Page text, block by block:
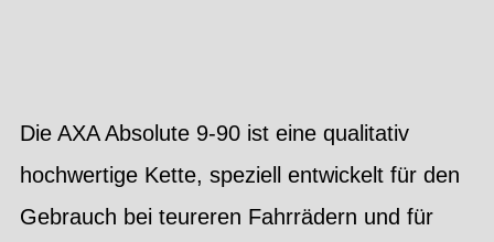
Die AXA Absolute 9-90 ist eine qualitativ
hochwertige Kette, speziell entwickelt für den
Gebrauch bei teureren Fahrrädern und für